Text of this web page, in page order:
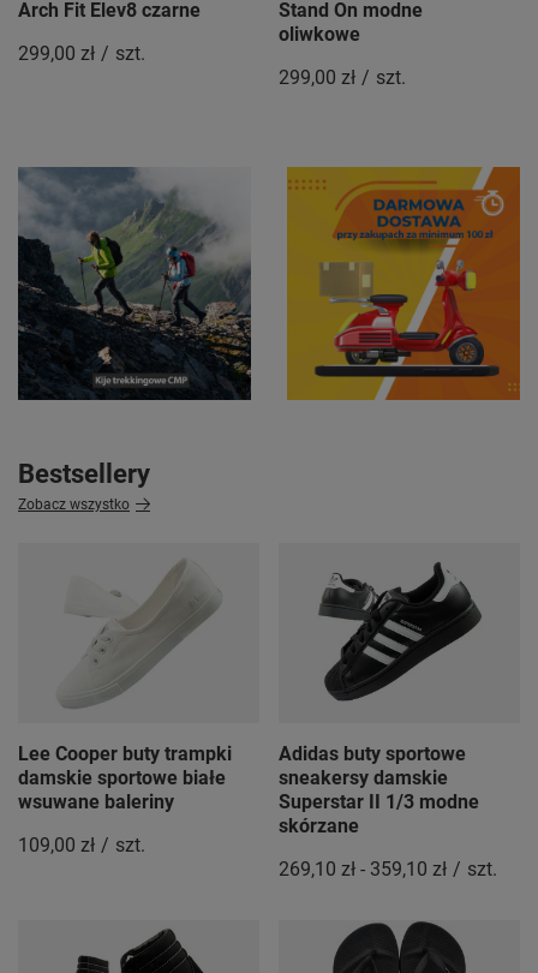
Arch Fit Elev8 czarne
299,00 zł / szt.
Stand On modne
oliwkowe
299,00 zł / szt.
Bestsellery
Zobacz wszystko
Lee Cooper buty trampki
damskie sportowe białe
wsuwane baleriny
109,00 zł / szt.
Adidas buty sportowe
sneakersy damskie
Superstar II 1/3 modne
skórzane
269,10 zł - 359,10 zł / szt.